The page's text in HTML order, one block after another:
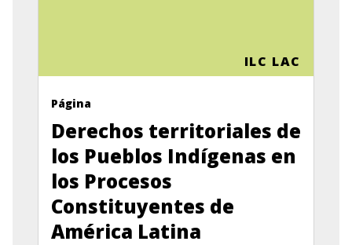
ILC LAC
Página
Derechos territoriales de
los Pueblos Indígenas en
los Procesos
Constituyentes de
América Latina